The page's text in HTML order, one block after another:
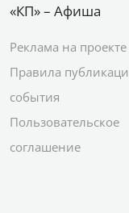
«КП» – Афиша
Реклама на проекте
Правила
события
Пользовательское
соглашение